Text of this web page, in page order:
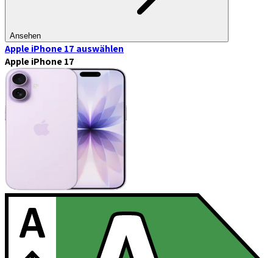
Ansehen
Apple iPhone 17 auswählen
Apple iPhone 17